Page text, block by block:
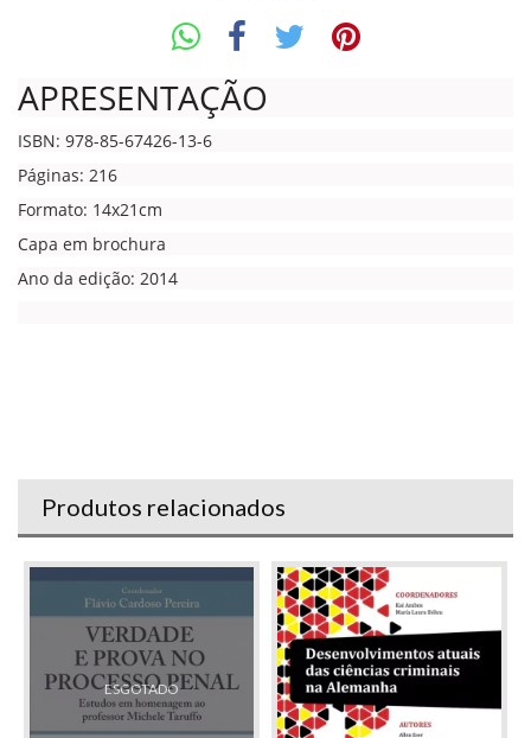
APRESENTAÇÃO
ISBN: 978-85-67426-13-6
Páginas: 216
Formato: 14x21cm
Capa em brochura
Ano da edição: 2014
Produtos relacionados
ESGOTADO